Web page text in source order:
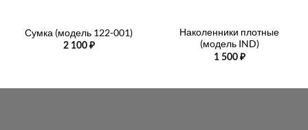
Сумка (модель 122-001)
2 100 ₽
Наколенники плотные
(модель IND)
1 500 ₽